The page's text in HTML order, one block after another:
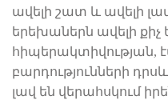
ավելի շատ և ավելի
երեխաներն ավելի
հիպերակտիվության,
բարդությունների
լավ են վերահսկում